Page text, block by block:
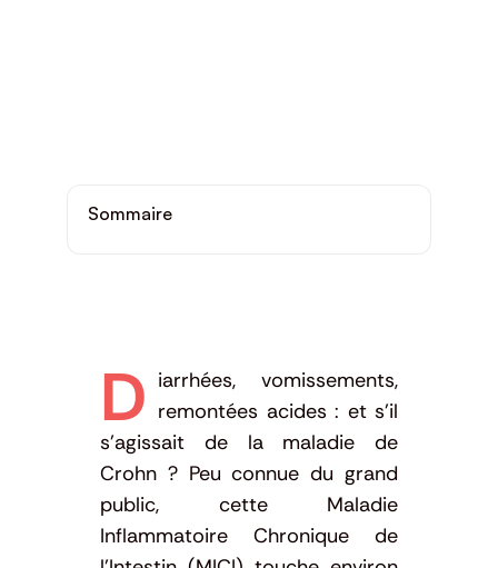
Sommaire
D iarrhées, vomissements,
remontées acides : et s’il
s’agissait de la maladie de
Crohn ? Peu connue du grand
public, cette Maladie
Inflammatoire Chronique de